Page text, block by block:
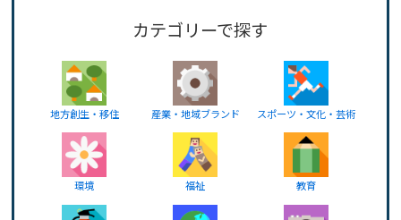
カテゴリーで探す
地方創生・移住 産業・地域ブランド スポーツ・文化・芸術
環境 福祉 教育